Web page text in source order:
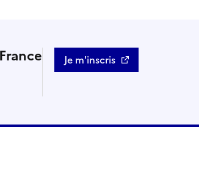
Je m'inscris